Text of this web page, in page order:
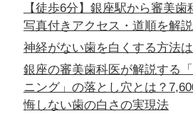
【徒歩6分】銀座駅から審美
写真付きアクセス・道順を解説
神経がない歯を白くする方法
銀座の審美歯科医が解説する
ニング」の落とし穴とは？
悔しない歯の白さの実現法